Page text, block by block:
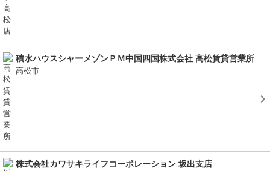
積水ハウスシャーメゾンＰＭ中国四国株式会社 高松賃貸営業所
高松市
株式会社カワサキライフコーポレーション 坂出支店